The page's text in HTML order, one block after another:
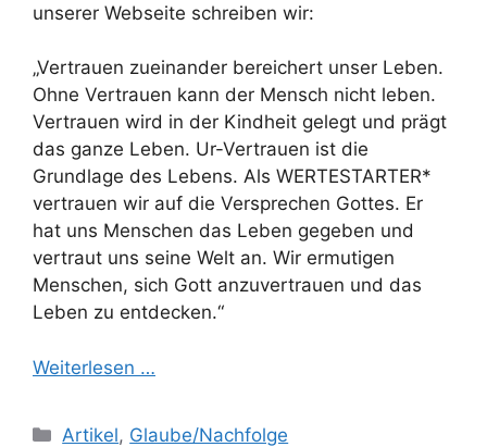
unserer Webseite schreiben wir:
„Vertrauen zueinander bereichert unser Leben.
Ohne Vertrauen kann der Mensch nicht leben.
Vertrauen wird in der Kindheit gelegt und prägt
das ganze Leben. Ur-Vertrauen ist die
Grundlage des Lebens. Als WERTESTARTER*
vertrauen wir auf die Versprechen Gottes. Er
hat uns Menschen das Leben gegeben und
vertraut uns seine Welt an. Wir ermutigen
Menschen, sich Gott anzuvertrauen und das
Leben zu entdecken.“
Weiterlesen …
Kategorien
Artikel, Glaube/Nachfolge